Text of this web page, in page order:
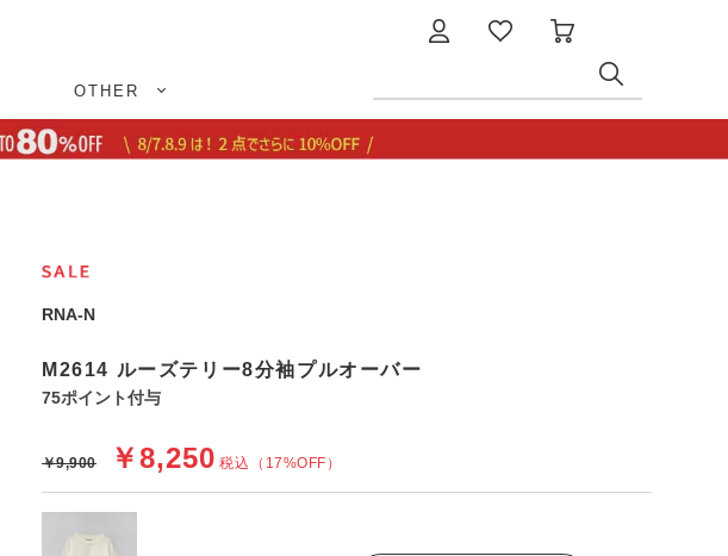
OTHER
RNA-N
M2614 ルーズテリー8分袖プルオーバー
75ポイント付与
（17%OFF）
￥8,250 税込
￥9,900